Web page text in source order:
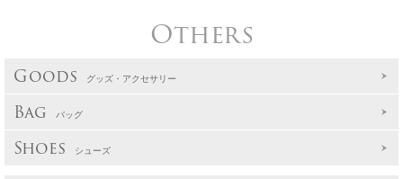
Others
Goods グッズ・アクセサリー
Bag バッグ
Shoes シューズ